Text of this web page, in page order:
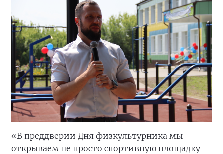
«В преддверии Дня физкультурника мы
открываем не просто спортивную площадку